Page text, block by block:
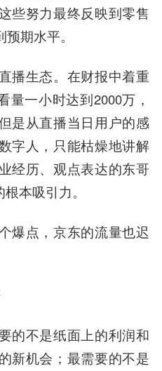
些努力最终反映到零售
期水平。
播生态。在财报中着重
量一小时达到2000万，
是从直播当日用户的感
字人，只能枯燥地讲解
经历、观点表达的东哥
本吸引力。
爆点，京东的流量也迟
的不是纸面上的利润和
新机会；最需要的不是